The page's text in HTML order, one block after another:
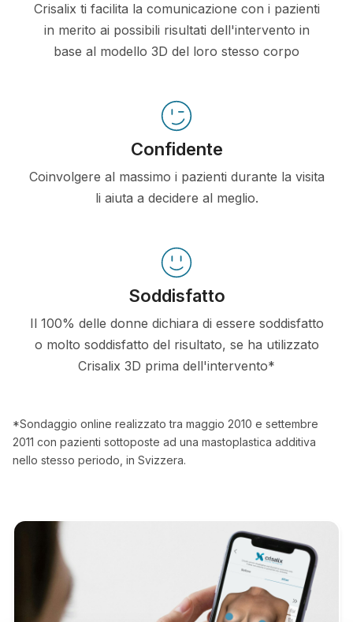
Crisalix ti facilita la comunicazione con i pazienti
in merito ai possibili risultati dell'intervento in
base al modello 3D del loro stesso corpo
Confidente
Coinvolgere al massimo i pazienti durante la visita
li aiuta a decidere al meglio.
Soddisfatto
Il 100% delle donne dichiara di essere soddisfatto
o molto soddisfatto del risultato, se ha utilizzato
Crisalix 3D prima dell'intervento*
*Sondaggio online realizzato tra maggio 2010 e settembre
2011 con pazienti sottoposte ad una mastoplastica additiva
nello stesso periodo, in Svizzera.